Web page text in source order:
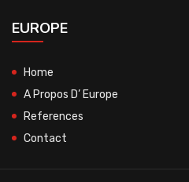
EUROPE
Home
A Propos D’ Europe
References
Contact